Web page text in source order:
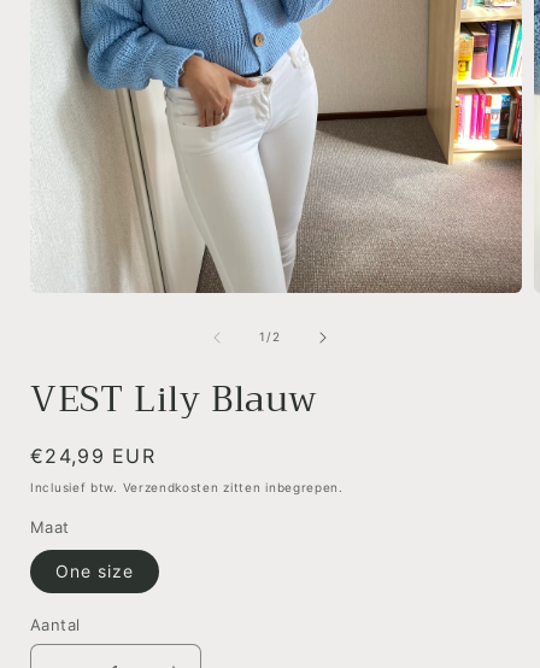
1/van
2
VEST Lily Blauw
Normale
prijs
€24,99 EUR
Inclusief btw. Verzendkosten zitten inbegrepen.
Maat
One size
Aantal